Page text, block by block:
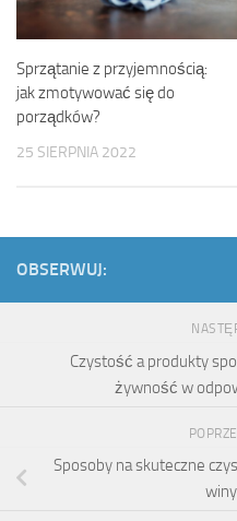
Sprzątanie z przyjemnością:
jak zmotywować się do
porządków?
25 SIERPNIA 2022
OBSERWUJ:
Czystość a produkty
żywność w
Sposoby na skuteczne